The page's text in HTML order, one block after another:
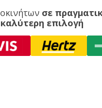
σε
επιλογή